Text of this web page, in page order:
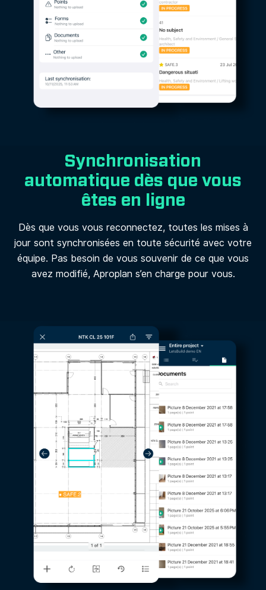
Synchronisation
automatique dès que vous
êtes en ligne
Dès que vous vous reconnectez, toutes les mises à
jour sont synchronisées en toute sécurité avec votre
équipe. Pas besoin de vous souvenir de ce que vous
avez modifié, Aproplan s’en charge pour vous.